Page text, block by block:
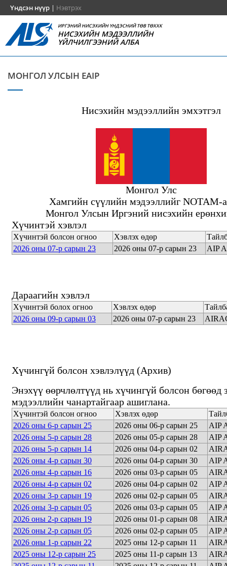
Үндсэн нүүр | Нэвтрэх
ИРГЭНИЙ НИСЭХИЙН ҮНДЭСНИЙ ТӨВ ТӨХХК
НИСЭХИЙН МЭДЭЭЛЛИЙН
ҮЙЛЧИЛГЭЭНИЙ АЛБА
МОНГОЛ УЛСЫН EAIP